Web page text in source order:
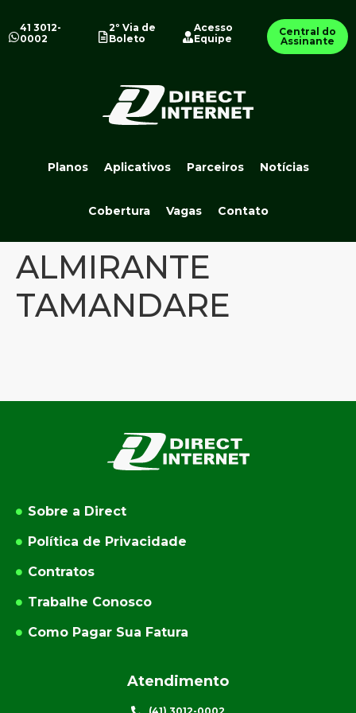
41 3012-
0002
2º Via de
Boleto
Acesso
Equipe
Central do
Assinante
Planos Aplicativos Parceiros Notícias
Cobertura Vagas Contato
ALMIRANTE
TAMANDARE
Sobre a Direct
Política de Privacidade
Contratos
Trabalhe Conosco
Como Pagar Sua Fatura
Atendimento